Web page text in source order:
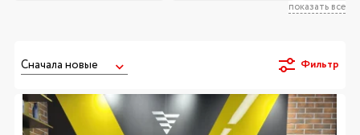
показать все
Фильтр